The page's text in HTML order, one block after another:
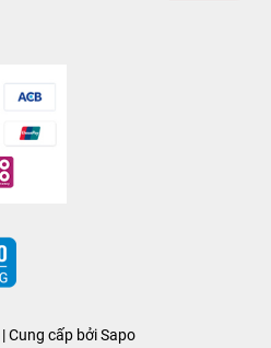
| Cung cấp bởiSapo